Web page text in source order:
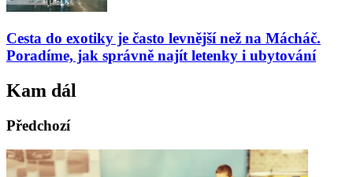
Cesta do exotiky je často levnější než na Mácháč.
Poradíme, jak správně najít letenky i ubytování
Kam dál
Předchozí